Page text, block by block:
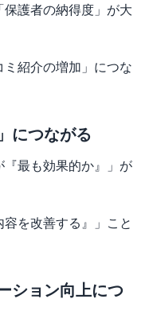
保護者の納得度」が大
紹介の増加」につな
につながる
最も効果的か』」が
を改善する』」こと
ション向上につ